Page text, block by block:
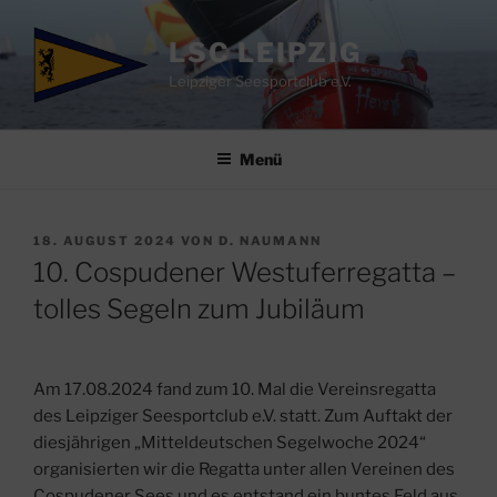
Inhalt
springen
LSC LEIPZIG
Leipziger Seesportclub e.V.
Menü
VERÖFFENTLICHT
AM
18. AUGUST 2024 VON D. NAUMANN
10. Cospudener Westuferregatta –
tolles Segeln zum Jubiläum
Am 17.08.2024 fand zum 10. Mal die Vereinsregatta
des Leipziger Seesportclub e.V. statt. Zum Auftakt der
diesjährigen „Mitteldeutschen Segelwoche 2024“
organisierten wir die Regatta unter allen Vereinen des